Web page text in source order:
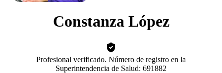
Constanza López
Profesional verificado. Número de registro en la
Superintendencia de Salud: 691882